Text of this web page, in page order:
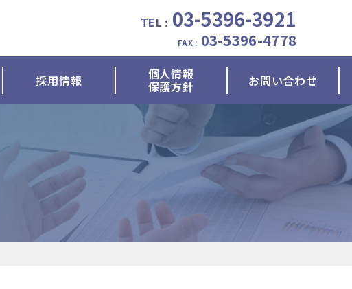
TEL : 03-5396-3921
FAX : 03-5396-4778
採用情報 個人情報
保護方針 お問い合わせ